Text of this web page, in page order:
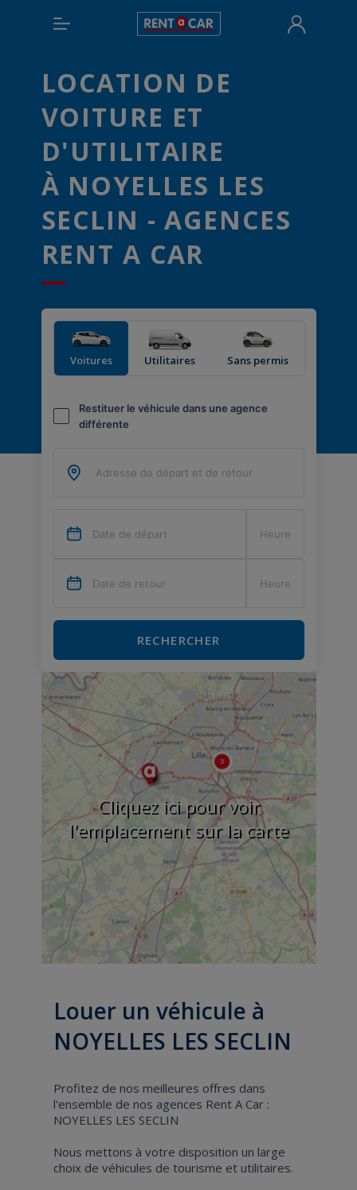
LOCATION DE
VOITURE ET
D'UTILITAIRE
À NOYELLES LES
SECLIN - AGENCES
RENT A CAR
Voitures Utilitaires Sans permis
Restituer le véhicule dans une agence
différente
RECHERCHER
Cliquez ici pour voir
l'emplacement sur la carte
Louer un véhicule à
NOYELLES LES SECLIN
Profitez de nos meilleures offres dans
l'ensemble de nos agences Rent A Car :
NOYELLES LES SECLIN
Nous mettons à votre disposition un large
choix de véhicules de tourisme et utilitaires.